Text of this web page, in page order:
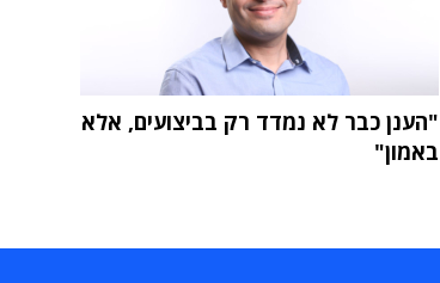
"הענן כבר לא נמדד רק בביצועים, אלא
באמון"